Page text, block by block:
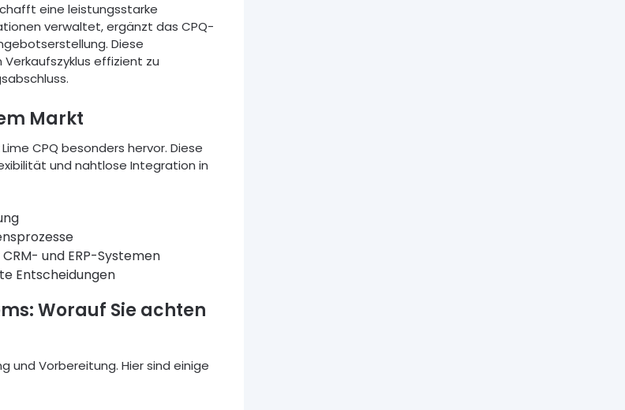
eine leistungsstarke
verwaltet, ergänzt das CPQ-
Diese
effizient zu
Markt
CPQ besonders hervor. Diese
und nahtlose Integration in
und ERP-Systemen
Entscheidungen
Worauf Sie achten
und Vorbereitung. Hier sind einige